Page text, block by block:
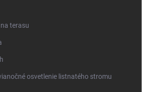
terasu
osvetlenie listnatého stromu